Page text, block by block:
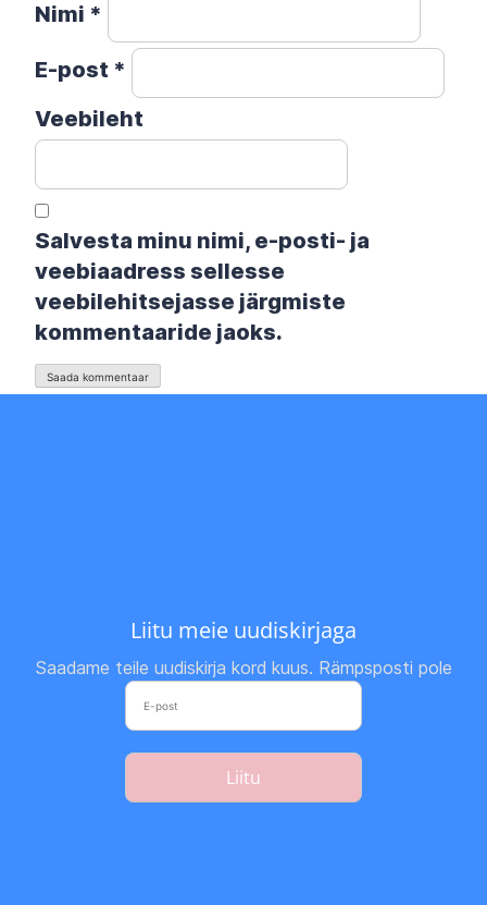
Nimi *
E-post *
Veebileht
Salvesta minu nimi, e-posti- ja
veebiaadress sellesse
veebilehitsejasse järgmiste
kommentaaride jaoks.
Liitu meie uudiskirjaga
Saadame teile uudiskirja kord kuus. Rämpsposti pole
Liitu